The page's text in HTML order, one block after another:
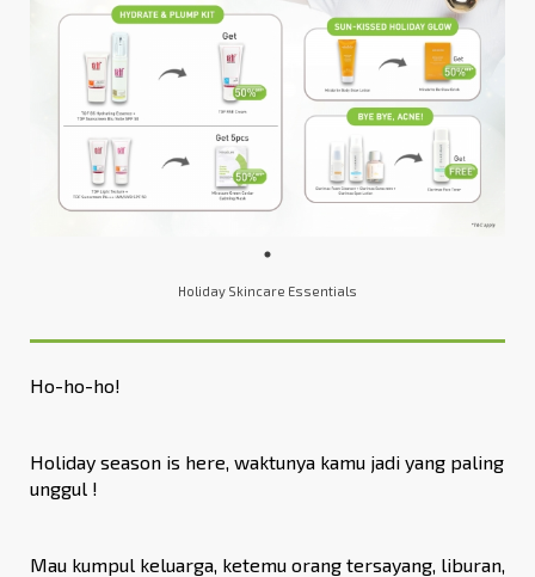
Holiday Skincare Essentials
Ho-ho-ho!
Holiday season is here, waktunya kamu jadi yang paling
unggul !
Mau kumpul keluarga, ketemu orang tersayang, liburan,